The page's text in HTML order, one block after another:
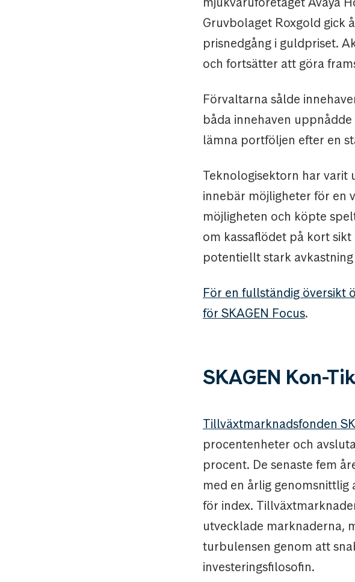
Gruvbolaget Roxgold gick
prisnedgång i guldpriset.
och fortsätter att göra
Förvaltarna sålde
båda innehaven
lämna portföljen efter en
Teknologisektorn har varit
innebär möjligheter för en
möjligheten och köpte
om kassaflödet på kort
potentiellt stark
För en fullständig översikt
för SKAGEN Focus.
SKAGEN Kon-
Tillväxtmarknadsfonden
procentenheter och
procent. De senaste fem
med en årlig
för index.
utvecklade marknaderna,
turbulensen genom att
investeringsfilosofin.